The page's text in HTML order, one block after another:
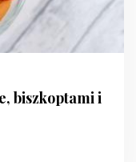
biszkoptami i